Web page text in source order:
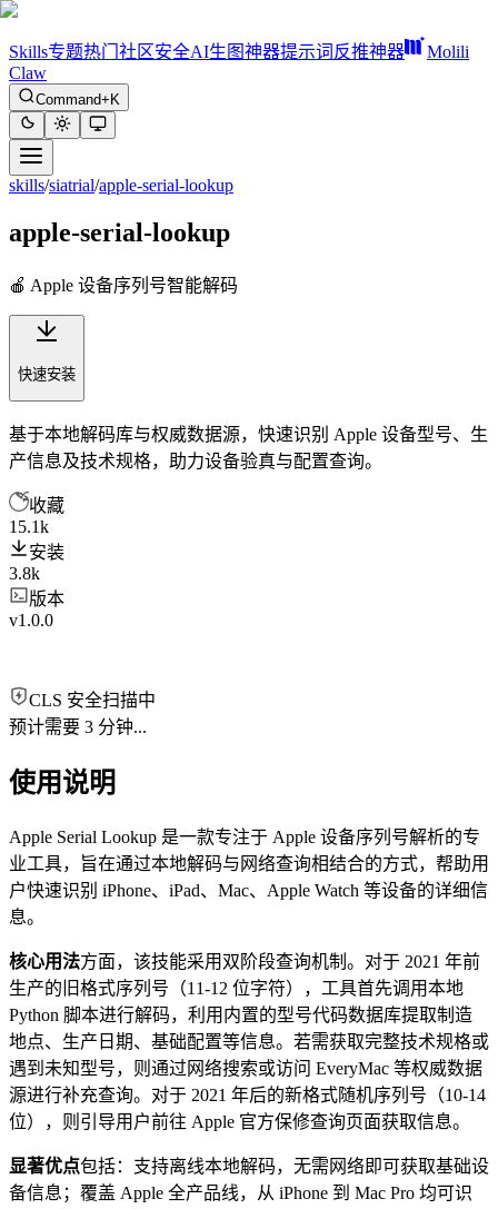
Skills专题热门 社区安全AI生图神器提示词反推神器
Molili
Claw
Command+K
skills/siatrial/apple-serial-lookup
apple-serial-lookup
🍎 Apple 设备序列号智能解码
快速安装
基于本地解码库与权威数据源，快速识别 Apple 设备型号、生
产信息及技术规格，助力设备验真与配置查询。
收藏
15.1k
安装
3.8k
版本
v1.0.0
CLS 安全扫描中
预计需要 3 分钟...
使用说明
Apple Serial Lookup 是一款专注于 Apple 设备序列号解析的专
业工具，旨在通过本地解码与网络查询相结合的方式，帮助用
户快速识别 iPhone、iPad、Mac、Apple Watch 等设备的详细信
息。
核心用法方面，该技能采用双阶段查询机制。对于 2021 年前
生产的旧格式序列号（11-12 位字符），工具首先调用本地
Python 脚本进行解码，利用内置的型号代码数据库提取制造
地点、生产日期、基础配置等信息。若需获取完整技术规格或
遇到未知型号，则通过网络搜索或访问 EveryMac 等权威数据
源进行补充查询。对于 2021 年后的新格式随机序列号（10-14
位），则引导用户前往 Apple 官方保修查询页面获取信息。
显著优点包括：支持离线本地解码，无需网络即可获取基础设
备信息；覆盖 Apple 全产品线，从 iPhone 到 Mac Pro 均可识